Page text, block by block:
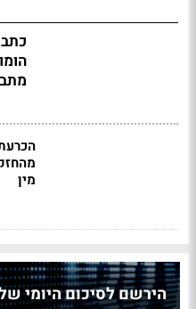
מין
הירשם לסיכום היומי